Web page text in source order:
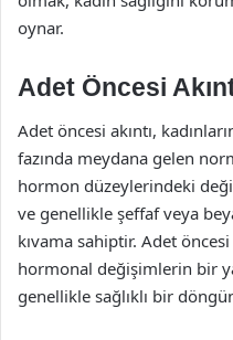
oynar.
Adet Öncesi
Adet öncesi akıntı,
fazında meydana gelen
hormon düzeylerindeki
ve genellikle şeffaf veya
kıvama sahiptir. Adet
hormonal değişimlerin bir
genellikle sağlıklı bir